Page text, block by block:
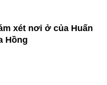
xét nơi ở của Huấn
Hồng